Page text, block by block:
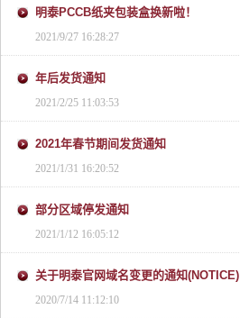
明泰PCCB纸夹包装盒换新啦！
2021/9/27 16:28:27
年后发货通知
2021/2/25 11:03:53
2021年春节期间发货通知
2021/1/31 16:20:52
部分区域停发通知
2021/1/12 16:05:12
关于明泰官网域名变更的通知(NOTICE)
2020/7/14 11:12:10